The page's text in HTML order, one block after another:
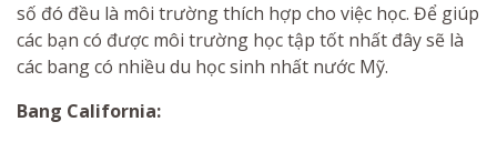
số đó đều là môi trường thích hợp cho việc học. Để giúp
các bạn có được môi trường học tập tốt nhất đây sẽ là
các bang có nhiều du học sinh nhất nước Mỹ.
Bang California: